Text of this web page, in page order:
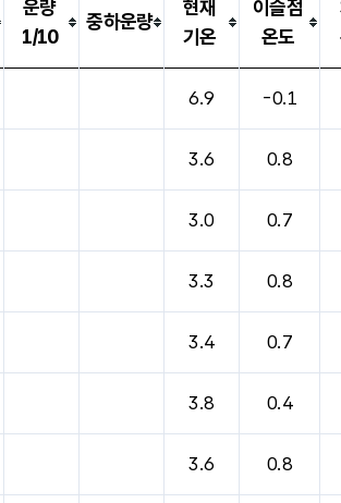
운량
1/10
중하운량
현재
기온
이슬점
온도
6.9 -0.1
3.6 0.8
3.0 0.7
3.3 0.8
3.4 0.7
3.8 0.4
3.6 0.8